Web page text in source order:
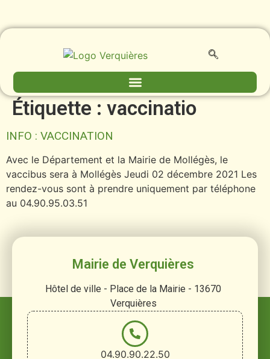
Étiquette : vaccinatio
INFO : VACCINATION
Avec le Département et la Mairie de Mollégès, le
vaccibus sera à Mollégès Jeudi 02 décembre 2021 Les
rendez-vous sont à prendre uniquement par téléphone
au 04.90.95.03.51
Mairie de Verquières
Hôtel de ville - Place de la Mairie - 13670
Verquières
04.90.90.22.50